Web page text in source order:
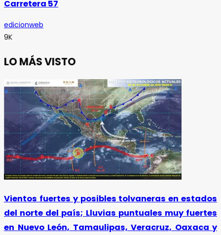
Carretera 57
edicionweb
9K
LO MÁS VISTO
Vientos fuertes y posibles tolvaneras en estados
del norte del país; Lluvias puntuales muy fuertes
en Nuevo León, Tamaulipas, Veracruz, Oaxaca y